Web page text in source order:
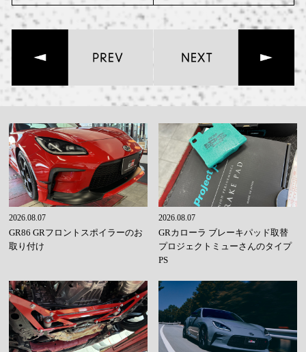
2026.08.07
GR86 GRフロントスポイラーのお
取り付け
2026.08.07
GRカローラ ブレーキパッド取替
プロジェクトミューさんのタイプ
PS